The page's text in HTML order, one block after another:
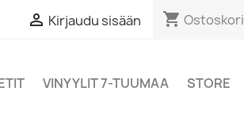
 Kirjaudu sisään shopping_cart Ostoskori
VINYYLIT 7-TUUMAA
STORE